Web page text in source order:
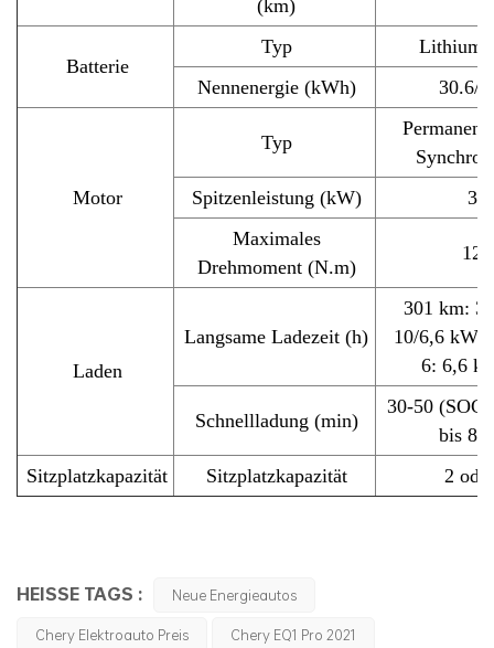
(km)
Batterie
Typ
Lithium-
Nennenergie (kWh)
30.6/
Motor
Typ
Spitzenleistung (kW)
30
Maximales
Drehmoment (N.m)
120
Laden
Langsame Ladezeit (h)
301 km:
10/6,6 kW
6: 6,6
Schnellladung (min)
30-50 (SOC
bis 80
Sitzplatzkapazität
Sitzplatzkapazität 2
HEISSE TAGS :
Neue Energieautos
Chery Elektroauto Preis
Chery EQ1 Pro 2021